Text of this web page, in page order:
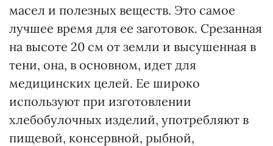
масел и полезных веществ. Это самое
лучшее время для ее заготовок. Срезанная
на высоте 20 см от земли и высушенная в
тени, она, в основном, идет для
медицинских целей. Ее широко
используют при изготовлении
хлебобулочных изделий, употребляют в
пищевой, консервной, рыбной,